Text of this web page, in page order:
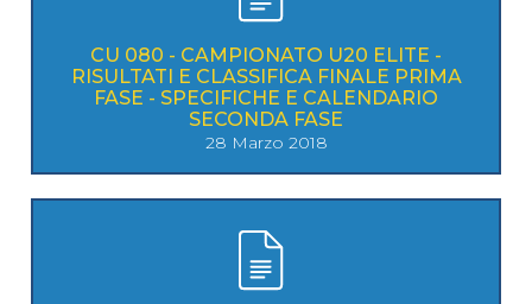
CU 080 - CAMPIONATO U20 ELITE -
RISULTATI E CLASSIFICA FINALE PRIMA
FASE - SPECIFICHE E CALENDARIO
SECONDA FASE
28 Marzo 2018